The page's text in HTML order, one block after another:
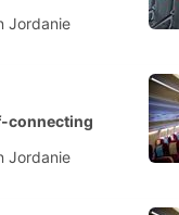
Jordanie
connecting
Jordanie